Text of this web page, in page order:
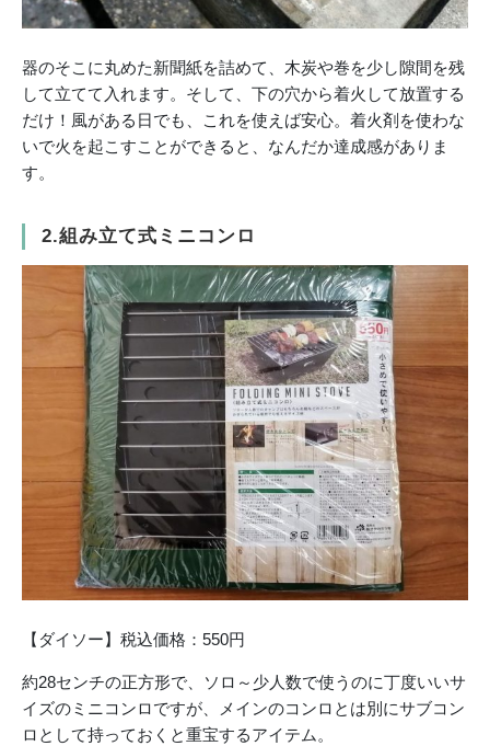
器のそこに丸めた新聞紙を詰めて、木炭や巻を少し隙間を残
して立てて入れます。そして、下の穴から着火して放置する
だけ！風がある日でも、これを使えば安心。着火剤を使わな
いで火を起こすことができると、なんだか達成感がありま
す。
2.組み立て式ミニコンロ
【ダイソー】税込価格：550円
約28センチの正方形で、ソロ～少人数で使うのに丁度いいサ
イズのミニコンロですが、メインのコンロとは別にサブコン
ロとして持っておくと重宝するアイテム。